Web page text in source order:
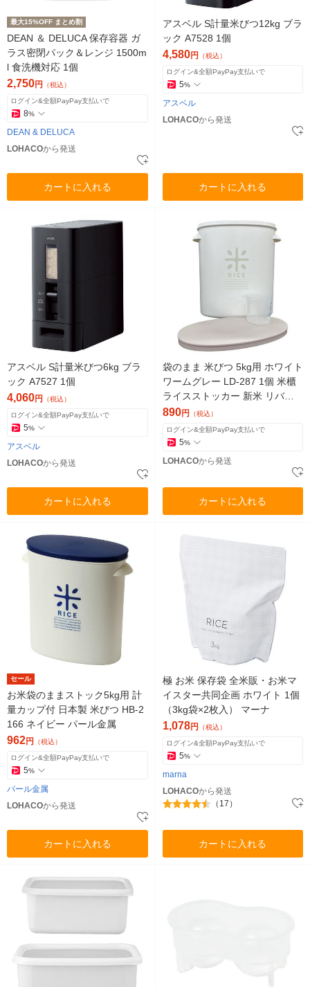
最大15%OFF まとめ割
DEAN ＆ DELUCA 保存容器 ガ
ラス密閉パック＆レンジ 1500m
l 食洗機対応 1個
2,750円 （税込）
ログイン&全額PayPay支払いで
8%
DEAN & DELUCA
LOHACOから発送
カートに入れる
アスベル S計量米びつ12kg ブラ
ック A7528 1個
4,580円 （税込）
ログイン&全額PayPay支払いで
5%
アスベル
LOHACOから発送
カートに入れる
アスベル S計量米びつ6kg ブラ
ック A7527 1個
4,060円 （税込）
ログイン&全額PayPay支払いで
5%
アスベル
LOHACOから発送
カートに入れる
袋のまま 米びつ 5kg用 ホワイト
ワームグレー LD-287 1個 米櫃
ライスストッカー 新米 リバテ
ィーコーポレーション
890円 （税込）
ログイン&全額PayPay支払いで
5%
LOHACOから発送
カートに入れる
セール
お米袋のままストック5kg用 計
量カップ付 日本製 米びつ HB-2
166 ネイビー パール金属
962円 （税込）
ログイン&全額PayPay支払いで
5%
パール金属
LOHACOから発送
カートに入れる
極 お米 保存袋 全米販・お米マ
イスター共同企画 ホワイト 1個
（3kg袋×2枚入） マーナ
1,078円 （税込）
ログイン&全額PayPay支払いで
5%
marna
LOHACOから発送
（17）
カートに入れる